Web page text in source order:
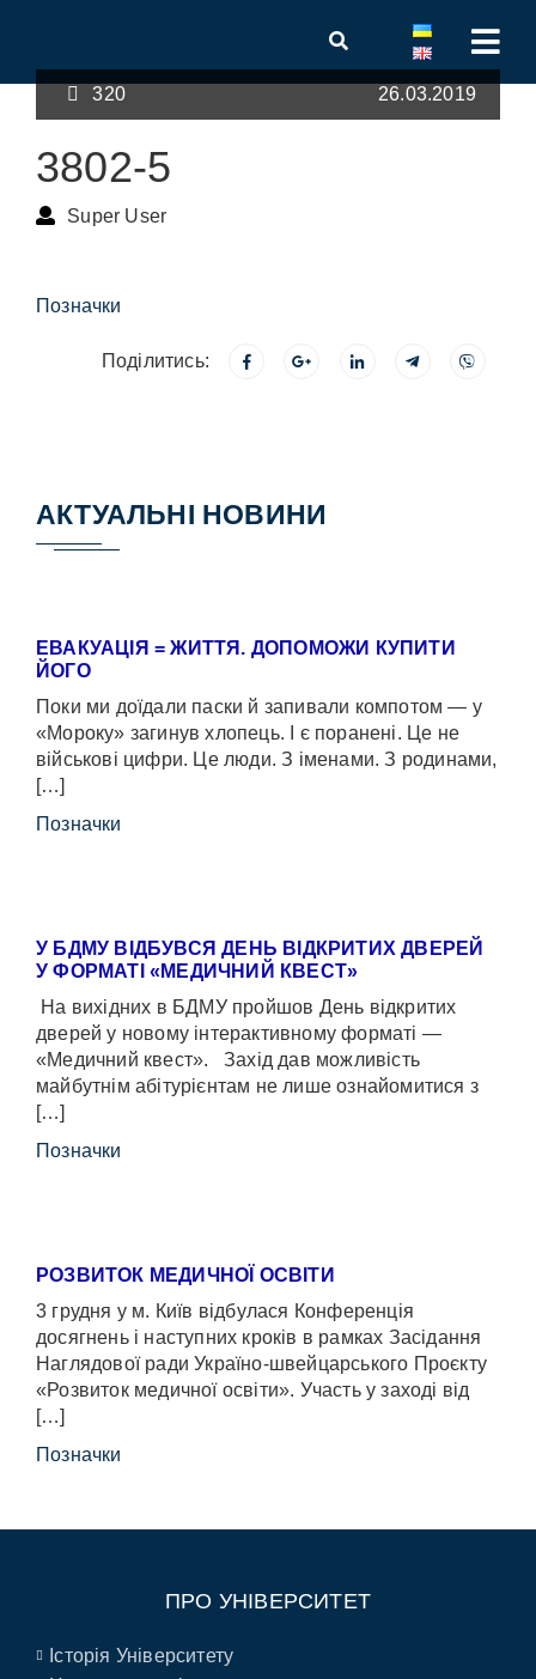
320 26.03.2019
3802-5
Super User
Позначки
Поділитись:
АКТУАЛЬНІ НОВИНИ
ЕВАКУАЦІЯ = ЖИТТЯ. ДОПОМОЖИ КУПИТИ
ЙОГО
Поки ми доїдали паски й запивали компотом — у
«Мороку» загинув хлопець. І є поранені. Це не
військові цифри. Це люди. З іменами. З родинами,
[…]
Позначки
У БДМУ ВІДБУВСЯ ДЕНЬ ВІДКРИТИХ ДВЕРЕЙ
У ФОРМАТІ «МЕДИЧНИЙ КВЕСТ»
На вихідних в БДМУ пройшов День відкритих
дверей у новому інтерактивному форматі —
«Медичний квест». Захід дав можливість
майбутнім абітурієнтам не лише ознайомитися з
[…]
Позначки
РОЗВИТОК МЕДИЧНОЇ ОСВІТИ
3 грудня у м. Київ відбулася Конференція
досягнень і наступних кроків в рамках Засідання
Наглядової ради Україно-швейцарського Проєкту
«Розвиток медичної освіти». Участь у заході від
[…]
Позначки
ПРО УНІВЕРСИТЕТ
Історія Університету